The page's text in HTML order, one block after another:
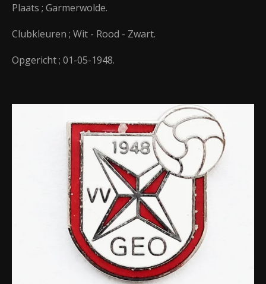
Plaats ; Garmerwolde.
Clubkleuren ; Wit - Rood - Zwart.
Opgericht ; 01-05-1948.